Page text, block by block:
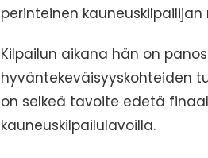
perinteinen
Kilpailun aikana hän on
hyväntekeväisyyskohteiden
on selkeä tavoite edetä
kauneuskilpailulavoilla.